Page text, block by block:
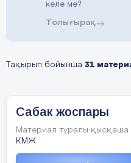
келе ме?
Толығырақ
Тақырып бойынша 31
Сабак жоспары
Материал туралы қысқаша
КМЖ